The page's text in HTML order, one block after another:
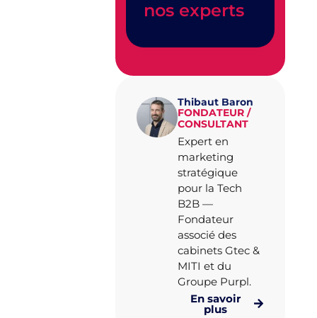
nos experts
Thibaut Baron
FONDATEUR /
CONSULTANT
Expert en
marketing
stratégique
pour la Tech
B2B —
Fondateur
associé des
cabinets Gtec &
MITI et du
Groupe Purpl.
En savoir
plus